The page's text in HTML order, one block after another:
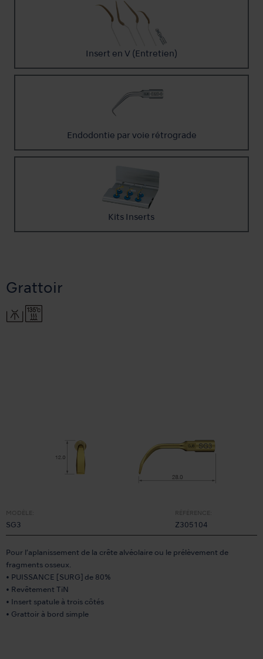
Insert en V (Entretien)
Endodontie par voie rétrograde
Kits Inserts
Grattoir
MODÈLE:
SG3
RÉFÉRENCE:
Z305104
Pour l’aplanissement de la crête alvéolaire ou le prélèvement de
fragments osseux.
• PUISSANCE [SURG] de 80%
• Revêtement TiN
• Insert spatule à trois côtés
• Grattoir à bord simple